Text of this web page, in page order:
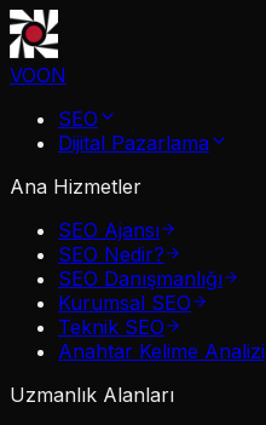
VOON
SEO
Dijital Pazarlama
Ana Hizmetler
SEO Ajansı
SEO Nedir?
SEO Danışmanlığı
Kurumsal SEO
Teknik SEO
Anahtar Kelime Analizi
Uzmanlık Alanları